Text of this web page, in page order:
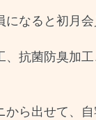
になると初月
、抗菌防臭加
から出せて、